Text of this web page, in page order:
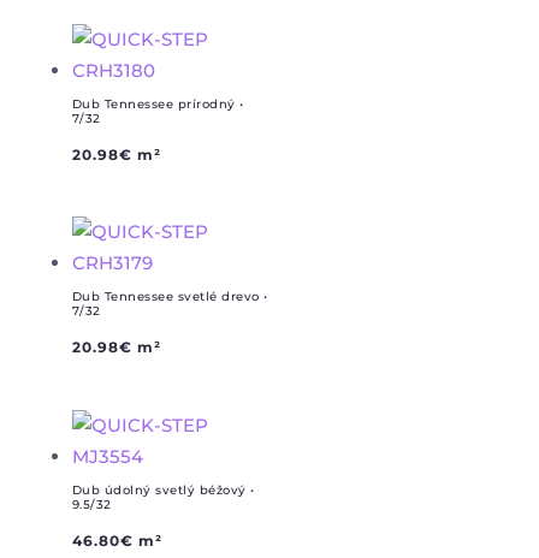
Dub Tennessee prírodný •
7/32
20.98€ m²
Dub Tennessee svetlé drevo •
7/32
20.98€ m²
Dub údolný svetlý béžový •
9.5/32
46.80€ m²